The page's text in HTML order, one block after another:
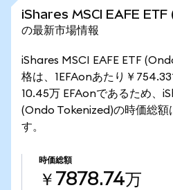
iShares MSCI EAFE
の最新市場情報
iShares MSCI EAFE ETF
格は、1EFAonあたり￥
10.45万 EFAonであるため、
(Ondo Tokenized)の時価総額
す。
時価総額
￥7878.74万